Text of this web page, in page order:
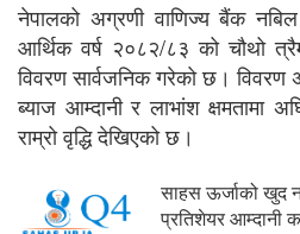
नेपालको अग्रणी वाणिज्य बैंक
आर्थिक वर्ष २०८२/८३ को चौथो
विवरण सार्वजनिक गरेको छ।
ब्याज आम्दानी र लाभांश क्षमतामा
राम्रो वृद्धि देखिएको छ।
साहस ऊर्जाको खुद
प्रतिशेयर आम्दानी